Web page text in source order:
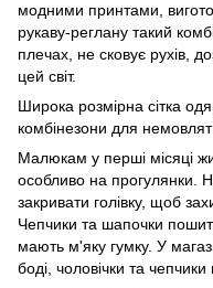
модними принтами,
рукаву-реглану такий
плечах, не сковує рухів,
цей світ.
Широка розмірна сітка
комбінезони для
Малюкам у перші місяці
особливо на прогулянки.
закривати голівку, щоб
Чепчики та шапочки
мають м'яку гумку. У
боді, чоловічки та чепчики